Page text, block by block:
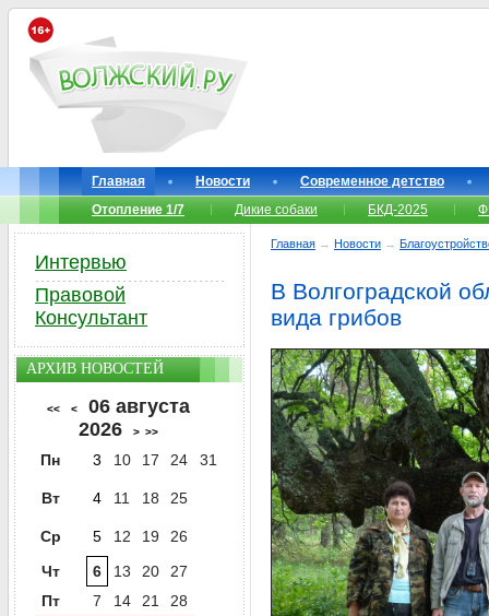
Главная Новости
Современное детство
Отопление 1/7
Дикие собаки БКД-2025
Главная → Новости →
В Волгоградской
вида грибов
Интервью
Правовой
Консультант
АРХИВ НОВОСТЕЙ
<< <
06 августа
2026
> >>
Пн 3 10 17 24 31
Вт 4 11 18 25
Ср 5 12 19
26
Чт
6 13 20
27
Пт
7 14 21
28